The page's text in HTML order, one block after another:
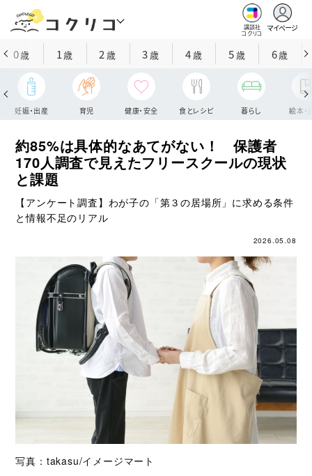
講談社
コクリコ
マイページ
0歳 1歳 2 歳 3歳 4歳 5歳 6歳
妊娠・出産 育児 健康・安全 食とレシピ 暮らし 絵本・
約85%は具体的なあてがない！ 保護者
170人調査で見えたフリースクールの現状
と課題
【アンケート調査】わが子の「第３の居場所」に求める条件
と情報不足のリアル
2026.05.08
写真：takasu/イメージマート